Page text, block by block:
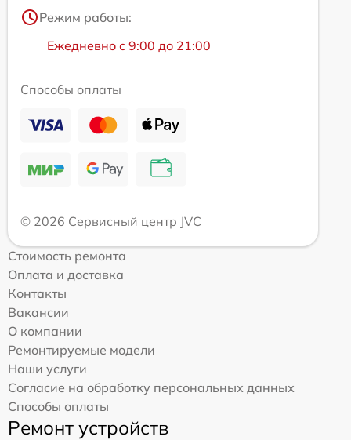
Режим работы:
Ежедневно с 9:00 до 21:00
Способы оплаты
© 2026 Сервисный центр JVC
Стоимость ремонта
Оплата и доставка
Контакты
Вакансии
О компании
Ремонтируемые модели
Наши услуги
Согласие на обработку персональных данных
Способы оплаты
Ремонт устройств